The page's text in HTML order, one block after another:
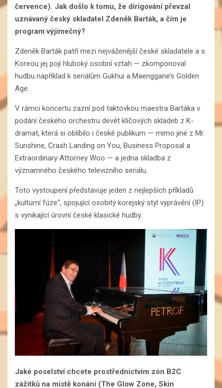
července). Jak došlo k tomu, že dirigování převzal
uznávaný český skladatel Zdeněk Barták, a čím je
program výjimečný?
Zdeněk Barták patří mezi nejváženější české skladatele a s
Koreou jej pojí hluboký osobní vztah — zkomponoval
hudbu například k seriálům Gukhui a Maenggane’s Golden
Age.
V rámci koncertu zazní pod taktovkou maestra Bartáka v
podání českého orchestru devět klíčových skladeb z K-
dramat, která si oblíbilo i české publikum — mimo jiné z Mr.
Sunshine, Crash Landing on You, Business Proposal a
Extraordinary Attorney Woo — a jedna skladba z
významného českého televizního seriálu.
Toto vystoupení představuje jeden z nejlepších příkladů
„kulturní fúze“, spojující osobitý korejský styl vyprávění (IP)
s vynikající úrovní české klasické hudby.
Jaké poselství chcete prostřednictvím zón B2C
zážitků na místě konání (The Glow Zone, Skin